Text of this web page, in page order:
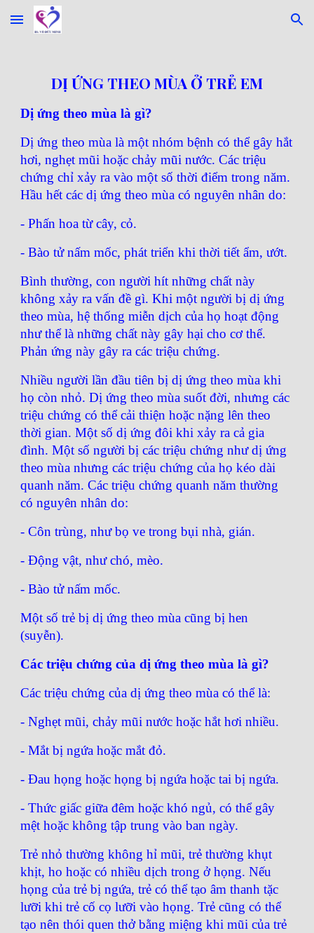
Skip to main content Skip to navigation
DỊ ỨNG THEO MÙA Ở TRẺ EM
Dị ứng theo mùa là gì?
Dị ứng theo mùa là một nhóm bệnh có thể gây hắt
hơi, nghẹt mũi hoặc chảy mũi nước. Các triệu
chứng chỉ xảy ra vào một số thời điểm trong năm.
Hầu hết các dị ứng theo mùa có nguyên nhân do:
- Phấn hoa từ cây, cỏ.
- Bào tử nấm mốc, phát triển khi thời tiết ẩm, ướt.
Bình thường, con người hít những chất này
không xảy ra vấn đề gì. Khi một người bị dị ứng
theo mùa, hệ thống miễn dịch của họ hoạt động
như thể là những chất này gây hại cho cơ thể.
Phản ứng này gây ra các triệu chứng.
Nhiều người lần đầu tiên bị dị ứng theo mùa khi
họ còn nhỏ. Dị ứng theo mùa suốt đời, nhưng các
triệu chứng có thể cải thiện hoặc nặng lên theo
thời gian. Một số dị ứng đôi khi xảy ra cả gia
đình. Một số người bị các triệu chứng như dị ứng
theo mùa nhưng các triệu chứng của họ kéo dài
quanh năm. Các triệu chứng quanh năm thường
có nguyên nhân do:
- Côn trùng, như bọ ve trong bụi nhà, gián.
- Động vật, như chó, mèo.
- Bào tử nấm mốc.
Một số trẻ bị dị ứng theo mùa cũng bị hen
(suyễn).
Các triệu chứng của dị ứng theo mùa là gì?
Các triệu chứng của dị ứng theo mùa có thể là:
- Nghẹt mũi, chảy mũi nước hoặc hắt hơi nhiều.
- Mắt bị ngứa hoặc mắt đỏ.
- Đau họng hoặc họng bị ngứa hoặc tai bị ngứa.
- Thức giấc giữa đêm hoặc khó ngủ, có thể gây
mệt hoặc không tập trung vào ban ngày.
Trẻ nhỏ thường không hỉ mũi, trẻ thường khụt
khịt, ho hoặc có nhiều dịch trong ở họng. Nếu
họng của trẻ bị ngứa, trẻ có thể tạo âm thanh tặc
lưỡi khi trẻ cố cọ lưỡi vào họng. Trẻ cũng có thể
tạo nên thói quen thở bằng miệng khi mũi của trẻ